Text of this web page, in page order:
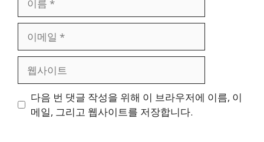
일
트
다음 번 댓글 작성을 위해 이 브라우저에 이름, 이
메일, 그리고 웹사이트를 저장합니다.